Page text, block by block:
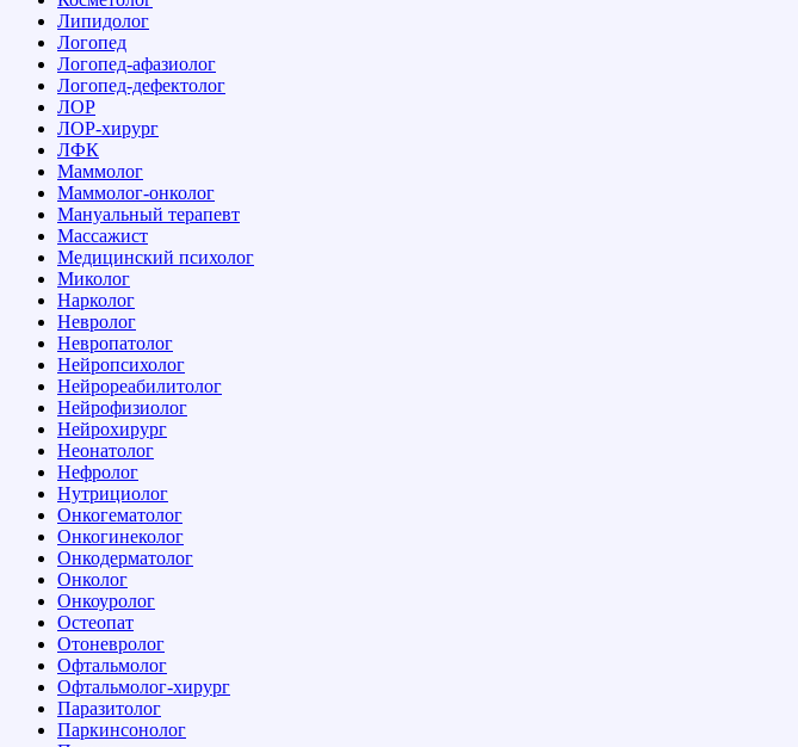
Липидолог
Логопед
Логопед-афазиолог
Логопед-дефектолог
ЛОР
ЛОР-хирург
ЛФК
Маммолог
Маммолог-онколог
Мануальный терапевт
Массажист
Медицинский психолог
Миколог
Нарколог
Невролог
Невропатолог
Нейропсихолог
Нейрореабилитолог
Нейрофизиолог
Нейрохирург
Неонатолог
Нефролог
Нутрициолог
Онкогематолог
Онкогинеколог
Онкодерматолог
Онколог
Онкоуролог
Остеопат
Отоневролог
Офтальмолог
Офтальмолог-хирург
Паразитолог
Паркинсонолог